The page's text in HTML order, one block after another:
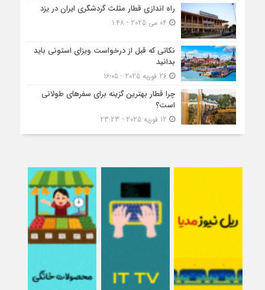
راه اندازی قطار مثلث گردشگری ایران در یزد
نکاتی که قبل از درخواست ویزای استونی باید
بدانید
26 فوریه 2025 - 16:05
چرا قطار بهترین گزینه برای سفرهای طولانی
است؟